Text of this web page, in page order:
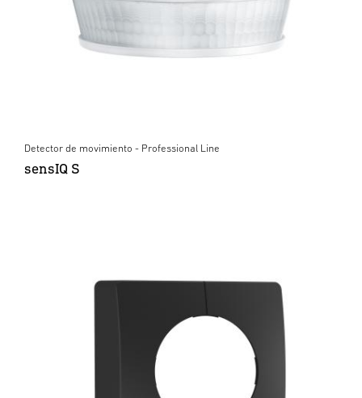
Detector de movimiento - Professional Line
sensIQ S